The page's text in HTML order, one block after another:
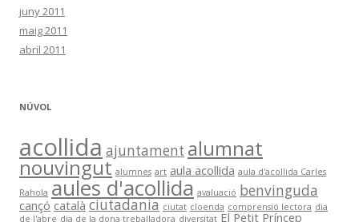
juny 2011
maig 2011
abril 2011
NÚVOL
acollida ajuntament alumnat
nouvingut alumnes art aula acollida aula d'acollida Carles
Rahola aules d'acollida avaluació benvinguda
cançó català ciutadania ciutat cloenda comprensió lectora dia
de l'abre dia de la dona treballadora diversitat El Petit Príncep